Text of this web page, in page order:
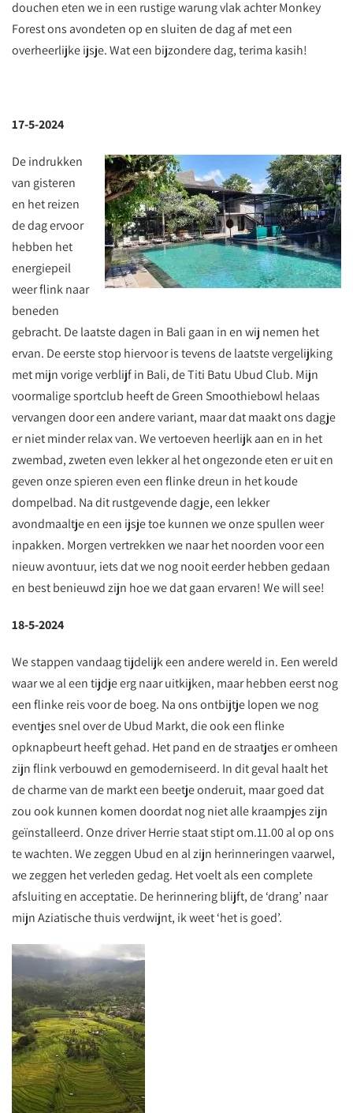
douchen eten we in een rustige warung vlak achter Monkey
Forest ons avondeten op en sluiten de dag af met een
overheerlijke ijsje. Wat een bijzondere dag, terima kasih!
17-5-2024
De indrukken
van gisteren
en het reizen
de dag ervoor
hebben het
energiepeil
weer flink naar
beneden
gebracht. De laatste dagen in Bali gaan in en wij nemen het
ervan. De eerste stop hiervoor is tevens de laatste vergelijking
met mijn vorige verblijf in Bali, de Titi Batu Ubud Club. Mijn
voormalige sportclub heeft de Green Smoothiebowl helaas
vervangen door een andere variant, maar dat maakt ons dagje
er niet minder relax van. We vertoeven heerlijk aan en in het
zwembad, zweten even lekker al het ongezonde eten er uit en
geven onze spieren even een flinke dreun in het koude
dompelbad. Na dit rustgevende dagje, een lekker
avondmaaltje en een ijsje toe kunnen we onze spullen weer
inpakken. Morgen vertrekken we naar het noorden voor een
nieuw avontuur, iets dat we nog nooit eerder hebben gedaan
en best benieuwd zijn hoe we dat gaan ervaren! We will see!
18-5-2024
We stappen vandaag tijdelijk een andere wereld in. Een wereld
waar we al een tijdje erg naar uitkijken, maar hebben eerst nog
een flinke reis voor de boeg. Na ons ontbijtje lopen we nog
eventjes snel over de Ubud Markt, die ook een flinke
opknapbeurt heeft gehad. Het pand en de straatjes er omheen
zijn flink verbouwd en gemoderniseerd. In dit geval haalt het
de charme van de markt een beetje onderuit, maar goed dat
zou ook kunnen komen doordat nog niet alle kraampjes zijn
geïnstalleerd. Onze driver Herrie staat stipt om.11.00 al op ons
te wachten. We zeggen Ubud en al zijn herinneringen vaarwel,
we zeggen het verleden gedag. Het voelt als een complete
afsluiting en acceptatie. De herinnering blijft, de ‘drang’ naar
mijn Aziatische thuis verdwijnt, ik weet ‘het is goed’.